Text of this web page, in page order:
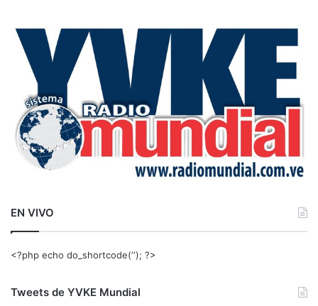
a
EN VIVO
<?php echo do_shortcode(‘‘); ?>
Tweets de YVKE Mundial